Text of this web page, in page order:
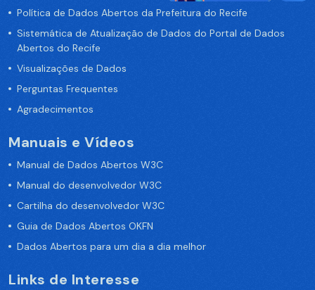
Política de Dados Abertos da Prefeitura do Recife
Sistemática de Atualização de Dados do Portal de Dados
Abertos do Recife
Visualizações de Dados
Perguntas Frequentes
Agradecimentos
Manuais e Vídeos
Manual de Dados Abertos W3C
Manual do desenvolvedor W3C
Cartilha do desenvolvedor W3C
Guia de Dados Abertos OKFN
Dados Abertos para um dia a dia melhor
Links de Interesse